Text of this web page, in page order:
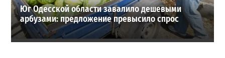
Юг Одесской области завалило дешевыми
арбузами: предложение превысило спрос